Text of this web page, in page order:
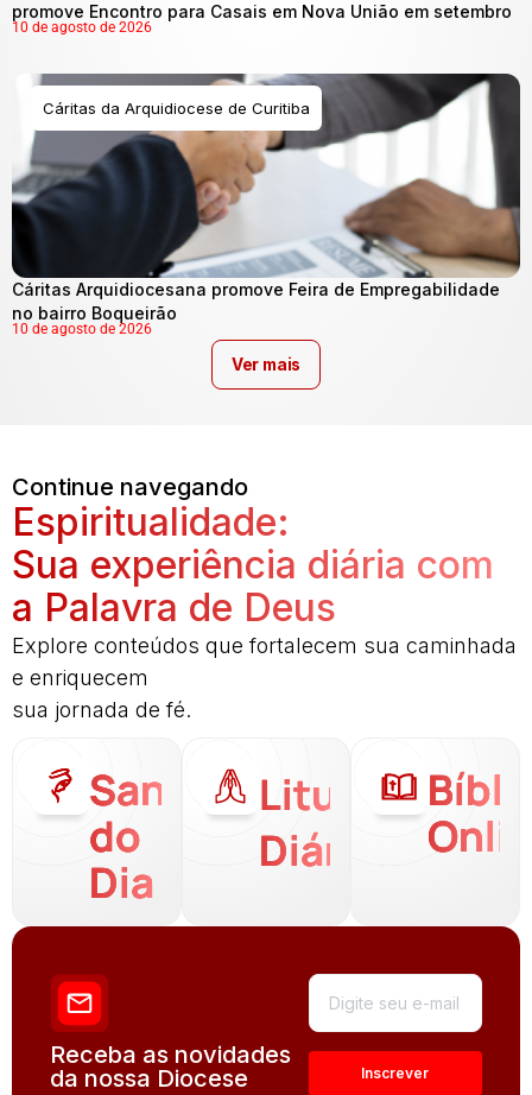
promove Encontro para Casais em Nova União em setembro
10 de agosto de 2026
Cáritas da Arquidiocese de Curitiba
Cáritas Arquidiocesana promove Feira de Empregabilidade
no bairro Boqueirão
10 de agosto de 2026
Ver mais
Continue navegando
Espiritualidade:
Sua experiência diária com
a Palavra de Deus
Explore conteúdos que fortalecem sua caminhada
e enriquecem
sua jornada de fé.
Santo
do
Dia
Liturgia
Diária
Receba as novidades
da nossa Diocese